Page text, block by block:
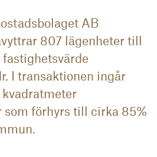
AB
807 lägenheter till
I transaktionen ingår
som förhyrs till cirka 85%